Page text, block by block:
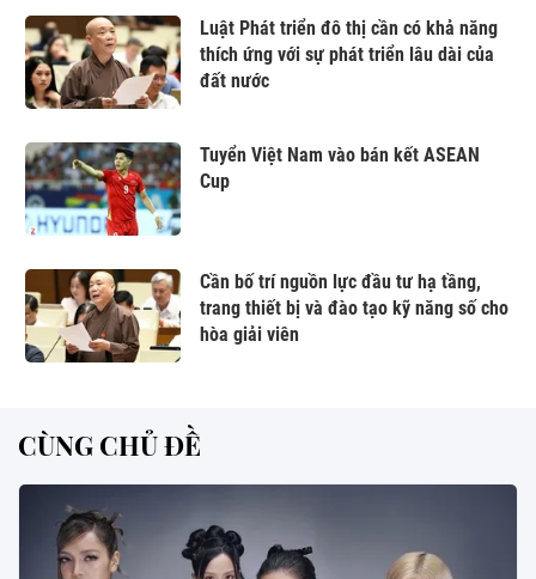
Luật Phát triển đô thị cần có khả năng
thích ứng với sự phát triển lâu dài của
đất nước
Tuyển Việt Nam vào bán kết ASEAN
Cup
Cần bố trí nguồn lực đầu tư hạ tầng,
trang thiết bị và đào tạo kỹ năng số cho
hòa giải viên
CÙNG CHỦ ĐỀ